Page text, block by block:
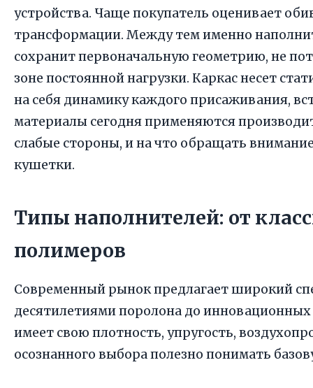
устройства. Чаще покупатель оценивает
трансформации. Между тем именно
сохранит первоначальную геометрию, не
зоне постоянной нагрузки. Каркас несет
на себя динамику каждого присаживания,
материалы сегодня применяются
слабые стороны, и на что обращать
кушетки.
Типы наполнителей: от
полимеров
Современный рынок предлагает широкий
десятилетиями поролона до
имеет свою плотность, упругость,
осознанного выбора полезно понимать